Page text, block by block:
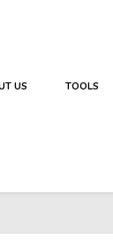
US TOOLS